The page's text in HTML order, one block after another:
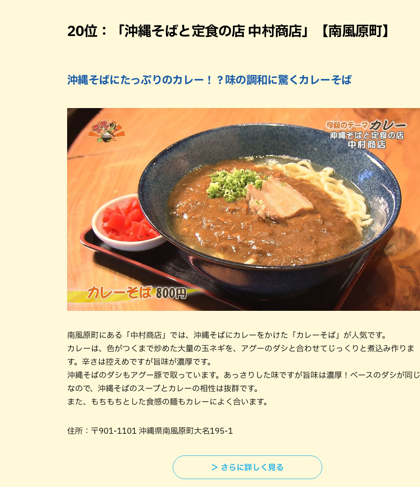
20位：「沖縄そばと定食の店 中村商店」【南風原町】
沖縄そばにたっぷりのカレー！？味の調和に驚くカレーそば
南風原町にある「中村商店」では、沖縄そばにカレーをかけた「カレーそば」が人気です。
カレーは、色がつくまで炒めた大量の玉ネギを、アグーのダシと合わせてじっくりと煮込み作りま
す。辛さは控えめですが旨味が濃厚です。
沖縄そばのダシもアグー豚で取っています。あっさりした味ですが旨味は濃厚！ベースのダシが同じ
なので、沖縄そばのスープとカレーの相性は抜群です。
また、もちもちとした食感の麺もカレーによく合います。
住所：〒901-1101 沖縄県南風原町大名195-1
＞ さらに詳しく見る